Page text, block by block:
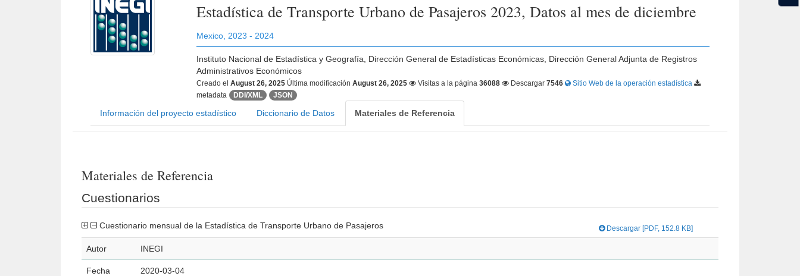
Estadística de Transporte Urbano de Pasajeros 2023, Datos al mes de diciembre
Mexico 2023 - 2024
Instituto Nacional de Estadística y Geografía, Dirección General de Estadísticas Económicas, Dirección General Adjunta de Registros
Administrativos Económicos
Creado elAugust 26, 2025 Última modificaciónAugust 26, 2025 Visitas a la página36088 Descargar7546
Sitio Web de la operación estadística
metadata
DDI/XML JSON
Información del proyecto estadístico Diccionario de Datos Materiales de Referencia
Materiales de Referencia
Cuestionarios
Cuestionario mensual de la Estadística de Transporte Urbano de Pasajeros Descargar [PDF, 152.8 KB]
Autor INEGI
Fecha 2020-03-04